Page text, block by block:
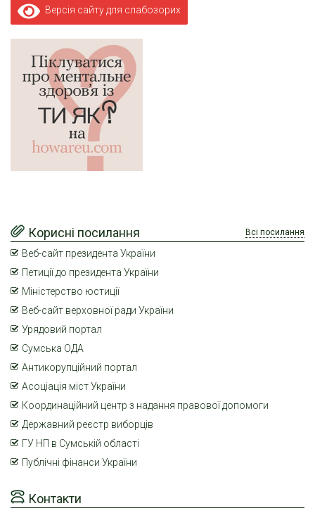
Версія сайту для слабозорих
Контакти
Корисні посилання Всі посилання
Веб-сайт президента України
Петиції до президента України
Міністерство юстиції
Веб-сайт верховної ради України
Урядовий портал
Сумська ОДА
Антикорупційний портал
Асоціація міст України
Координаційний центр з надання правової допомоги
Державний реєстр виборців
ГУ НП в Сумській області
Публічні фінанси України